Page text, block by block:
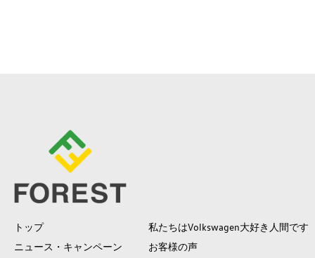
トップ
ニュース・キャンペーン
私たちはVolkswagen大好き人間です
お客様の声